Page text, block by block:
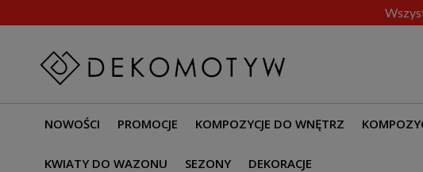
NOWOŚCI PROMOCJE KOMPOZYCJE DO WNĘTRZ
KWIATY DO WAZONU SEZONY DEKORACJE